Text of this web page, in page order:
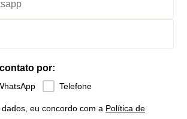
por:
Telefone
eu concordo com a Política de